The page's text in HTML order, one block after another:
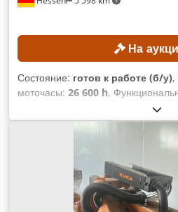
60529: IP65 Степень защиты
эксплуатации: от 5 °C до 45 °C
среды при эксплуатации: от 278
любым углом Вес: прибл. 160 кг
На
Состояние: готов к работе (б/у),
моточасы: 26 600 h,
, номер машины/
1026106, общий вес:57 кг,
дальность вылета стрелы:
1 101
, повторяемость:
цены нет – гарантированная
ставке! В настоящее время робот
испытательном стенде!